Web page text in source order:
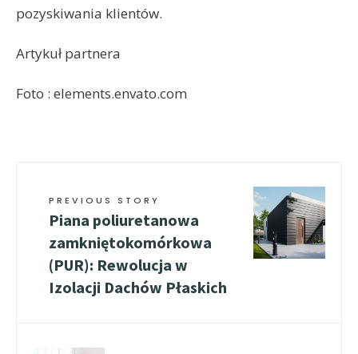
pozyskiwania klientów.
Artykuł partnera
Foto : elements.envato.com
PREVIOUS STORY
Piana poliuretanowa
zamkniętokomórkowa
(PUR): Rewolucja w
Izolacji Dachów Płaskich